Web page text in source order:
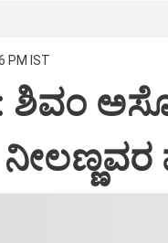
PM IST
ಶಿವಂ